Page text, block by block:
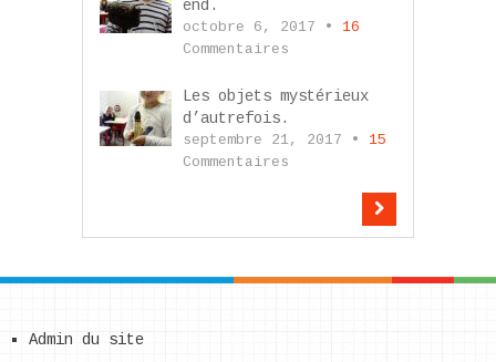
end.
octobre 6, 2017 • 16
Commentaires
Les objets mystérieux
d’autrefois.
septembre 21, 2017 • 15
Commentaires
Admin du site